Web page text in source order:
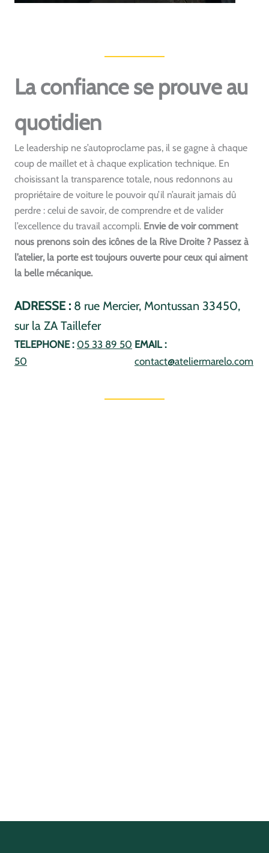
La confiance se prouve au
quotidien
Le leadership ne s’autoproclame pas, il se gagne à chaque
coup de maillet et à chaque explication technique. En
choisissant la transparence totale, nous redonnons au
propriétaire de voiture le pouvoir qu’il n’aurait jamais dû
perdre : celui de savoir, de comprendre et de valider
l’excellence du travail accompli. Envie de voir comment
nous prenons soin des icônes de la Rive Droite ? Passez à
l’atelier, la porte est toujours ouverte pour ceux qui aiment
la belle mécanique.
ADRESSE : 8 rue Mercier, Montussan 33450,
sur la ZA Taillefer
TELEPHONE : 05 33 89 50
50
EMAIL :
contact@ateliermarelo.com